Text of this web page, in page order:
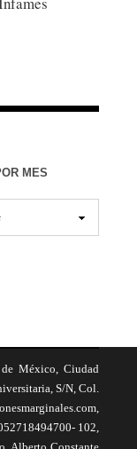
MES
México, Ciudad
S/N, Col.
102,